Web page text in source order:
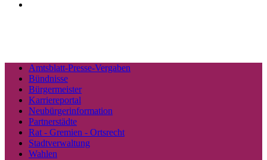
Amtsblatt-Presse-Vergaben
Bündnisse
Bürgermeister
Karriereportal
Neubürgerinformation
Partnerstädte
Rat - Gremien - Ortsrecht
Stadtverwaltung
Wahlen